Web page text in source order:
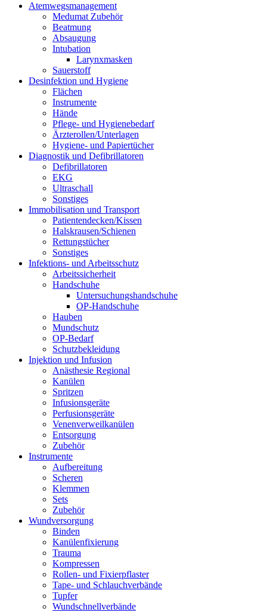
Atemwegsmanagement
Medumat Zubehör
Beatmung
Absaugung
Intubation
Larynxmasken
Sauerstoff
Desinfektion und Hygiene
Flächen
Instrumente
Hände
Pflege- und Hygienebedarf
Ärzterollen/Unterlagen
Hygiene- und Papiertücher
Diagnostik und Defibrillatoren
Defibrillatoren
EKG
Ultraschall
Sonstiges
Immobilisation und Transport
Patientendecken/Kissen
Halskrausen/Schienen
Rettungstücher
Sonstiges
Infektions- und Arbeitsschutz
Arbeitssicherheit
Handschuhe
Untersuchungshandschuhe
OP-Handschuhe
Hauben
Mundschutz
OP-Bedarf
Schutzbekleidung
Injektion und Infusion
Anästhesie Regional
Kanülen
Spritzen
Infusionsgeräte
Perfusionsgeräte
Venenverweilkanülen
Entsorgung
Zubehör
Instrumente
Aufbereitung
Scheren
Klemmen
Sets
Zubehör
Wundversorgung
Binden
Kanülenfixierung
Trauma
Kompressen
Rollen- und Fixierpflaster
Tape- und Schlauchverbände
Tupfer
Wundschnellverbände